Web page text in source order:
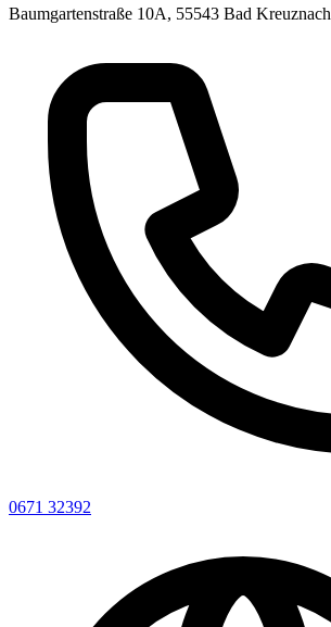
Baumgartenstraße 10A, 55543 Bad Kreuznach
0671 32392